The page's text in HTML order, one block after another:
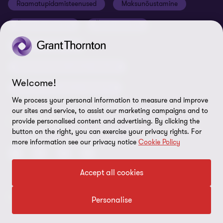
Global reach
Nõuded tarnijatele
Rikkumisest teavitamine
Raamatupidamisteenused Maksunõustamine
Finantsnõustamine
Personaliteenused ja värbamine
LEIDKE MEID!
© 2026 Grant Thornton Baltic OÜ. Kõik õigused kaitstud.
Welcome!
We process your personal information to measure and improve
our sites and service, to assist our marketing campaigns and to
provide personalised content and advertising. By clicking the
button on the right, you can exercise your privacy rights. For
more information see our privacy notice Cookie Policy
Accept all cookies
Personalise